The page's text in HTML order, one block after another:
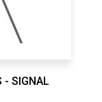
- SIGNAL